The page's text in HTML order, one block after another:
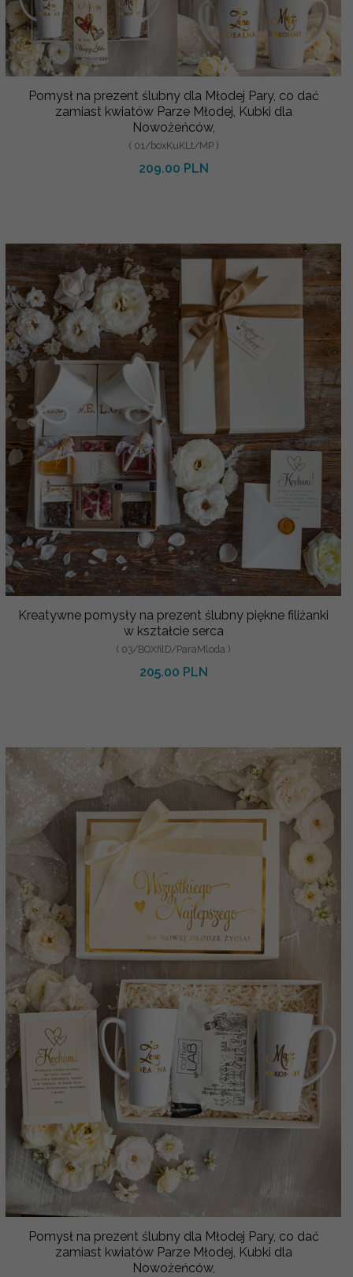
Pomysł na prezent ślubny dla Młodej Pary, co dać
zamiast kwiatów Parze Młodej, Kubki dla
Nowożeńców,
( 01/boxKuKLt/MP )
209.00 PLN
Kreatywne pomysły na prezent ślubny piękne filiżanki
w kształcie serca
( 03/BOXfilD/ParaMloda )
205.00 PLN
Pomysł na prezent ślubny dla Młodej Pary, co dać
zamiast kwiatów Parze Młodej, Kubki dla
Nowożeńców,